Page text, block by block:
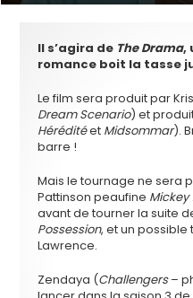
Il s’agira de The Drama,
romance boit la tasse
Le film sera produit par
Dream Scenario) et
Héréditéet Midsommar).
barre !
Mais le tournage ne sera
Pattinson peaufine Mickey
avant de tourner la suite
Possession, et un
Lawrence.
Zendaya (Challengers–